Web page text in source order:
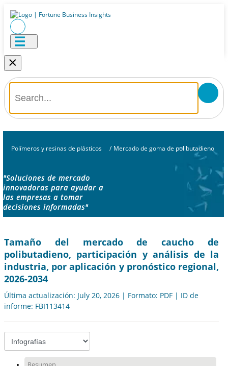
×
Polímeros y resinas de plásticos / Mercado de goma de polibutadieno
"Soluciones de mercado
innovadoras para ayudar a
las empresas a tomar
decisiones informadas"
Tamaño del mercado de caucho de
polibutadieno, participación y análisis de la
industria, por aplicación y pronóstico regional,
2026-2034
Última actualización: July 20, 2026 | Formato: PDF | ID de
informe: FBI113414